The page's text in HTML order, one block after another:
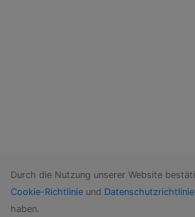
Durch die Nutzung unserer Website
Cookie-Richtlinie und Datenschutzrichtlinie
haben.